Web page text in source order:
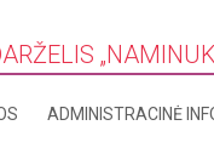
ADMINISTRACINĖ